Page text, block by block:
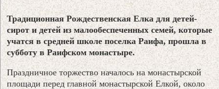
Традиционная Рождественская Елка для детей-
сирот и детей из малообеспеченных семей, которые
учатся в средней школе поселка Раифа, прошла в
субботу в Раифском монастыре.
Праздничное торжество началось на монастырской
площади перед главной монастырской Елкой, около